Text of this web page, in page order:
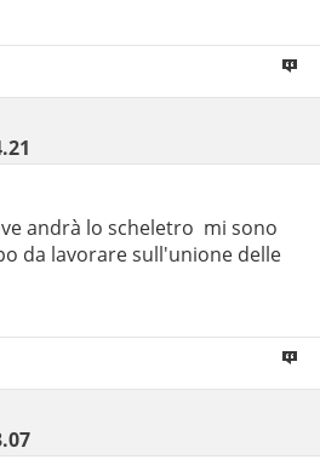
andrà lo scheletro mi sono
da lavorare sull'unione delle